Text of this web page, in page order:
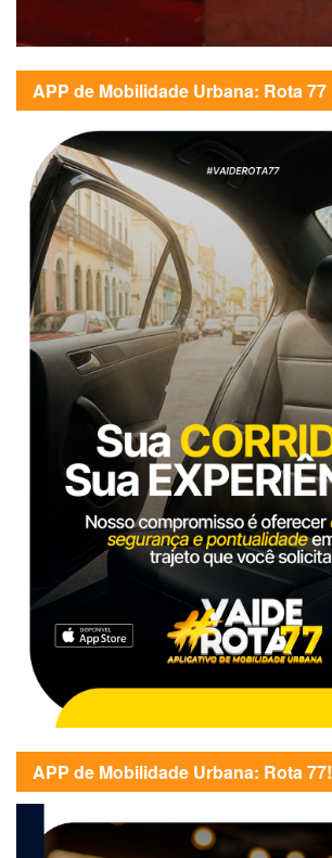
APP de Mobilidade Urbana: Rota 77
APP de Mobilidade Urbana: Rota 77!